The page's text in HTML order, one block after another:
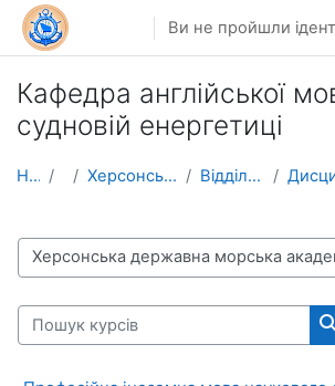
Перейти до головного вмісту
Ви не пройшли
Кафедра англійської
судновій енергетиці
На головну Курси Херсонська державна морська академія (ХДМА) Відділ аспірантури та докторантури
Категорії курсів
Пошук курсів